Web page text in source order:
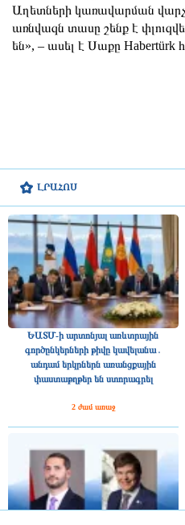
ԼՐԱՀՈՍ
ԵԱՏՄ-ի արտոնյալ առևտրային
գործընկերների թիվը կավելանա․
անդամ երկրներն առանցքային
փաստաթղթեր են ստորագրել
2 ժամ առաջ
Աղետների կառավարման
առնվազն տասը շենք է
են», – ասել է Սաքը Habertürk